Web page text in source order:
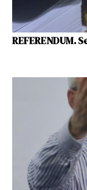
REFERENDUM.